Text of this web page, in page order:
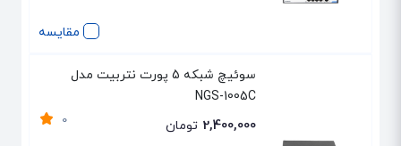
مقایسه
سوئیچ شبکه 5 پورت نتربیت مدل
NGS-1005C
0 2,400,000 تومان